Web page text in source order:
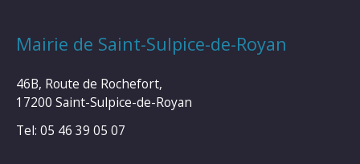
Mairie de Saint-Sulpice-de-Royan
46B, Route de Rochefort,
17200 Saint-Sulpice-de-Royan
Tel: 05 46 39 05 07